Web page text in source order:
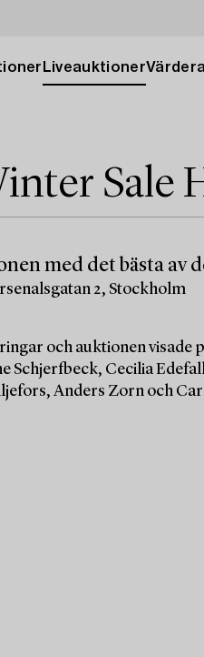
Liveauktioner
Sale
med det bästa av
2, Stockholm
och auktionen
Schjerfbeck, Cecilia
Anders Zorn och